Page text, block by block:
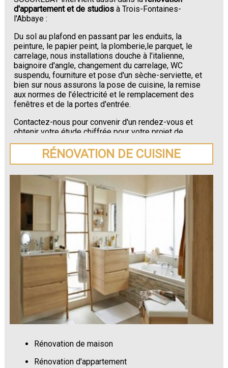
d'appartement et de studios à Trois-Fontaines-
l'Abbaye :
Du sol au plafond en passant par les enduits, la
peinture, le papier peint, la plomberie,le parquet, le
carrelage, nous installations douche à l'italienne,
baignoire d'angle, changement du carrelage, WC
suspendu, fourniture et pose d'un sèche-serviette, et
bien sur nous assurons la pose de cuisine, la remise
aux normes de l'électricité et le remplacement des
fenêtres et de la portes d'entrée.
Contactez-nous pour convenir d'un rendez-vous et
obtenir votre étude chiffrée pour votre projet de
rénovation de maison ou d'appartement près de
Trois-Fontaines-l'Abbaye.
RÉNOVATION DE CUISINE
Rénovation de maison
Rénovation d'appartement